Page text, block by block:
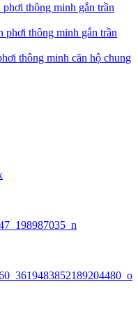
thông minh gắn trần
phơi thông minh gắn trần
thông minh căn hộ chung